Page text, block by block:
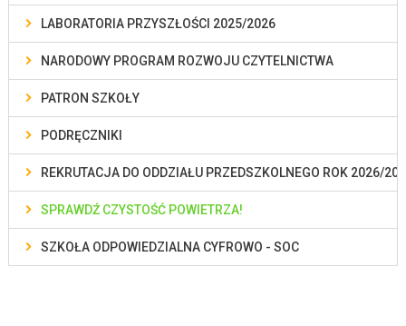
LABORATORIA PRZYSZŁOŚCI 2025/2026
NARODOWY PROGRAM ROZWOJU CZYTELNICTWA
PATRON SZKOŁY
PODRĘCZNIKI
REKRUTACJA DO ODDZIAŁU PRZEDSZKOLNEGO ROK 2026/
SPRAWDŹ CZYSTOŚĆ POWIETRZA!
SZKOŁA ODPOWIEDZIALNA CYFROWO - SOC